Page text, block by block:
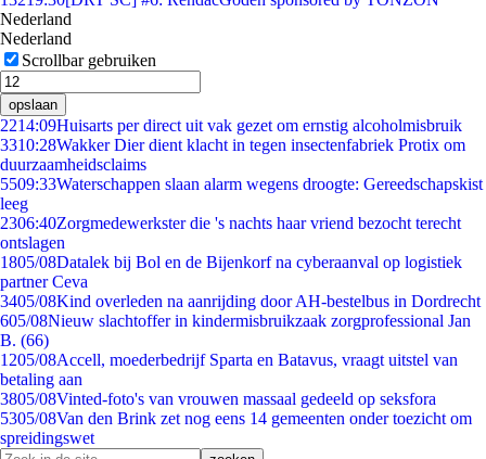
Nederland
Nederland
Scrollbar gebruiken
opslaan
2214:09Huisarts per direct uit vak gezet om ernstig alcoholmisbruik
3310:28Wakker Dier dient klacht in tegen insectenfabriek Protix om
duurzaamheidsclaims
5509:33Waterschappen slaan alarm wegens droogte: Gereedschapskist
leeg
2306:40Zorgmedewerkster die 's nachts haar vriend bezocht terecht
ontslagen
1805/08Datalek bij Bol en de Bijenkorf na cyberaanval op logistiek
partner Ceva
3405/08Kind overleden na aanrijding door AH-bestelbus in Dordrecht
605/08Nieuw slachtoffer in kindermisbruikzaak zorgprofessional Jan
B. (66)
1205/08Accell, moederbedrijf Sparta en Batavus, vraagt uitstel van
betaling aan
3805/08Vinted-foto's van vrouwen massaal gedeeld op seksfora
5305/08Van den Brink zet nog eens 14 gemeenten onder toezicht om
spreidingswet